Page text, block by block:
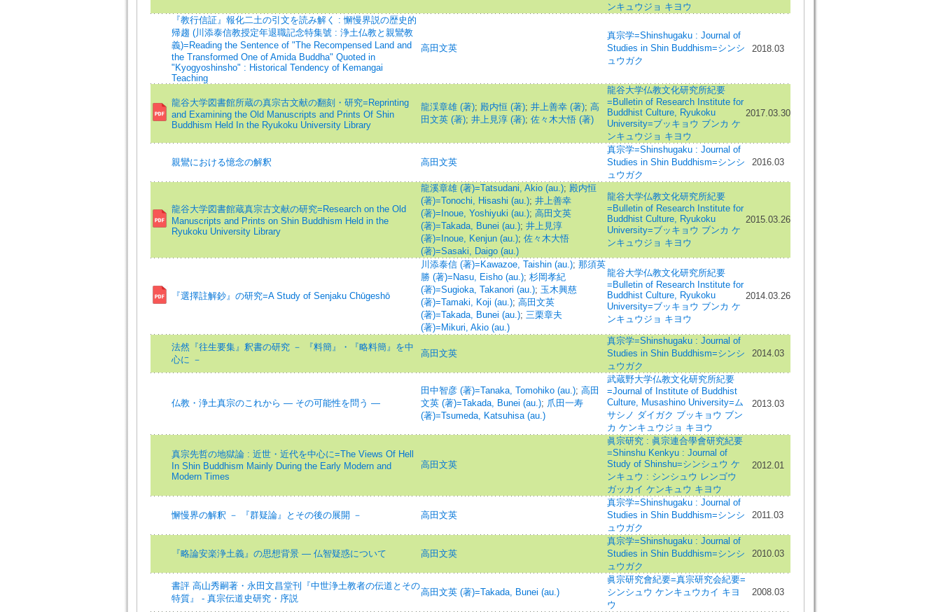
ンキュウジョ キヨウ
『教行信証』報化二土の引文を読み解く : 懈慢界説の歴史的
帰趨 (川添泰信教授定年退職記念特集號 : 浄土仏教と親鸞教
義)=Reading the Sentence of "The Recompensed Land and
the Transformed One of Amida Buddha" Quoted in
"Kyogyoshinsho" : Historical Tendency of Kemangai
Teaching
高田文英
真宗学=Shinshugaku : Journal of
Studies in Shin Buddhism=シンシ
ュウガク
2018.03
龍谷大学図書館所蔵の真宗古文献の翻刻・研究=Reprinting
and Examining the Old Manuscripts and Prints Of Shin
Buddhism Held In the Ryukoku University Library
龍渓章雄 (著); 殿内恒 (著); 井上善幸 (著); 高
田文英 (著); 井上見淳 (著); 佐々木大悟 (著)
龍谷大学仏教文化研究所紀要
=Bulletin of Research Institute for
Buddhist Culture, Ryukoku
University=ブッキョウ ブンカ ケ
ンキュウジョ キヨウ
2017.03.30
親鸞における憶念の解釈 高田文英
真宗学=Shinshugaku : Journal of
Studies in Shin Buddhism=シンシ
ュウガク
2016.03
龍谷大学図書館蔵真宗古文献の研究=Research on the Old
Manuscripts and Prints on Shin Buddhism Held in the
Ryukoku University Library
龍溪章雄 (著)=Tatsudani, Akio (au.); 殿内恒
(著)=Tonochi, Hisashi (au.); 井上善幸
(著)=Inoue, Yoshiyuki (au.); 高田文英
(著)=Takada, Bunei (au.); 井上見淳
(著)=Inoue, Kenjun (au.); 佐々木大悟
(著)=Sasaki, Daigo (au.)
龍谷大学仏教文化研究所紀要
=Bulletin of Research Institute for
Buddhist Culture, Ryukoku
University=ブッキョウ ブンカ ケ
ンキュウジョ キヨウ
2015.03.26
『選擇註解鈔』の研究=A Study of Senjaku Chūgeshō
川添泰信 (著)=Kawazoe, Taishin (au.); 那須英
勝 (著)=Nasu, Eisho (au.); 杉岡孝紀
(著)=Sugioka, Takanori (au.); 玉木興慈
(著)=Tamaki, Koji (au.); 高田文英
(著)=Takada, Bunei (au.); 三栗章夫
(著)=Mikuri, Akio (au.)
龍谷大学仏教文化研究所紀要
=Bulletin of Research Institute for
Buddhist Culture, Ryukoku
University=ブッキョウ ブンカ ケ
ンキュウジョ キヨウ
2014.03.26
法然『往生要集』釈書の研究 － 『料簡』・『略料簡』を中
心に －
高田文英
真宗学=Shinshugaku : Journal of
Studies in Shin Buddhism=シンシ
ュウガク
2014.03
仏教・浄土真宗のこれから ― その可能性を問う ―
田中智彦 (著)=Tanaka, Tomohiko (au.); 高田
文英 (著)=Takada, Bunei (au.); 爪田一寿
(著)=Tsumeda, Katsuhisa (au.)
武蔵野大学仏教文化研究所紀要
=Journal of Institute of Buddhist
Culture, Musashino University=ム
サシノ ダイガク ブッキョウ ブン
カ ケンキュウジョ キヨウ
2013.03
真宗先哲の地獄論 : 近世・近代を中心に=The Views Of Hell
In Shin Buddhism Mainly During the Early Modern and
Modern Times
高田文英
眞宗研究 : 眞宗連合學會研究紀要
=Shinshu Kenkyu : Journal of
Study of Shinshu=シンシュウ ケ
ンキュウ : シンシュウ レンゴウ
ガッカイ ケンキュウ キヨウ
2012.01
懈慢界の解釈 － 『群疑論』とその後の展開 － 高田文英
真宗学=Shinshugaku : Journal of
Studies in Shin Buddhism=シンシ
ュウガク
2011.03
『略論安楽浄土義』の思想背景 ― 仏智疑惑について 高田文英
真宗学=Shinshugaku : Journal of
Studies in Shin Buddhism=シンシ
ュウガク
2010.03
書評 高山秀嗣著・永田文昌堂刊『中世浄土教者の伝道とその
特質』 - 真宗伝道史研究・序説
高田文英 (著)=Takada, Bunei (au.)
眞宗研究會紀要=真宗研究会紀要=
シンシュウ ケンキュウカイ キヨ
ウ
2008.03